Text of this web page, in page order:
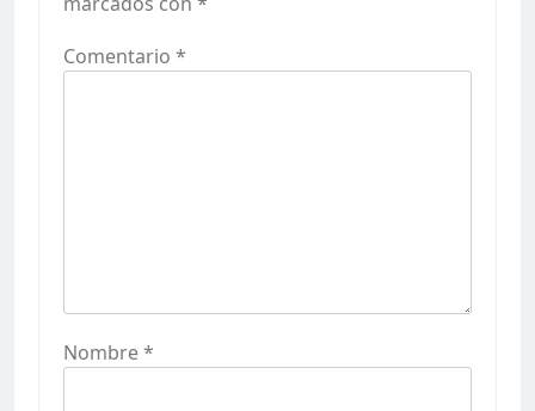
Comentario *
Nombre*